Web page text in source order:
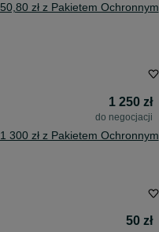
50,80 zł z Pakietem Ochronnym
1 250 zł
do negocjacji
1 300 zł z Pakietem Ochronnym
50 zł